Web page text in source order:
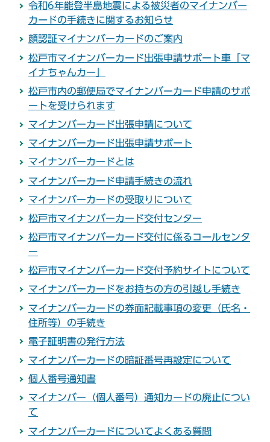
令和6年能登半島地震による被災者のマイナンバー
カードの手続きに関するお知らせ
顔認証マイナンバーカードのご案内
松戸市マイナンバーカード出張申請サポート車「マ
イナちゃんカー」
松戸市内の郵便局でマイナンバーカード申請のサポ
ートを受けられます
マイナンバーカード出張申請について
マイナンバーカード出張申請サポート
マイナンバーカードとは
マイナンバーカード申請手続きの流れ
マイナンバーカードの受取りについて
松戸市マイナンバーカード交付センター
松戸市マイナンバーカード交付に係るコールセンタ
ー
松戸市マイナンバーカード交付予約サイトについて
マイナンバーカードをお持ちの方の引越し手続き
マイナンバーカードの券面記載事項の変更（氏名・
住所等）の手続き
電子証明書の発行方法
マイナンバーカードの暗証番号再設定について
個人番号通知書
マイナンバー（個人番号）通知カードの廃止につい
て
マイナンバーカードについてよくある質問